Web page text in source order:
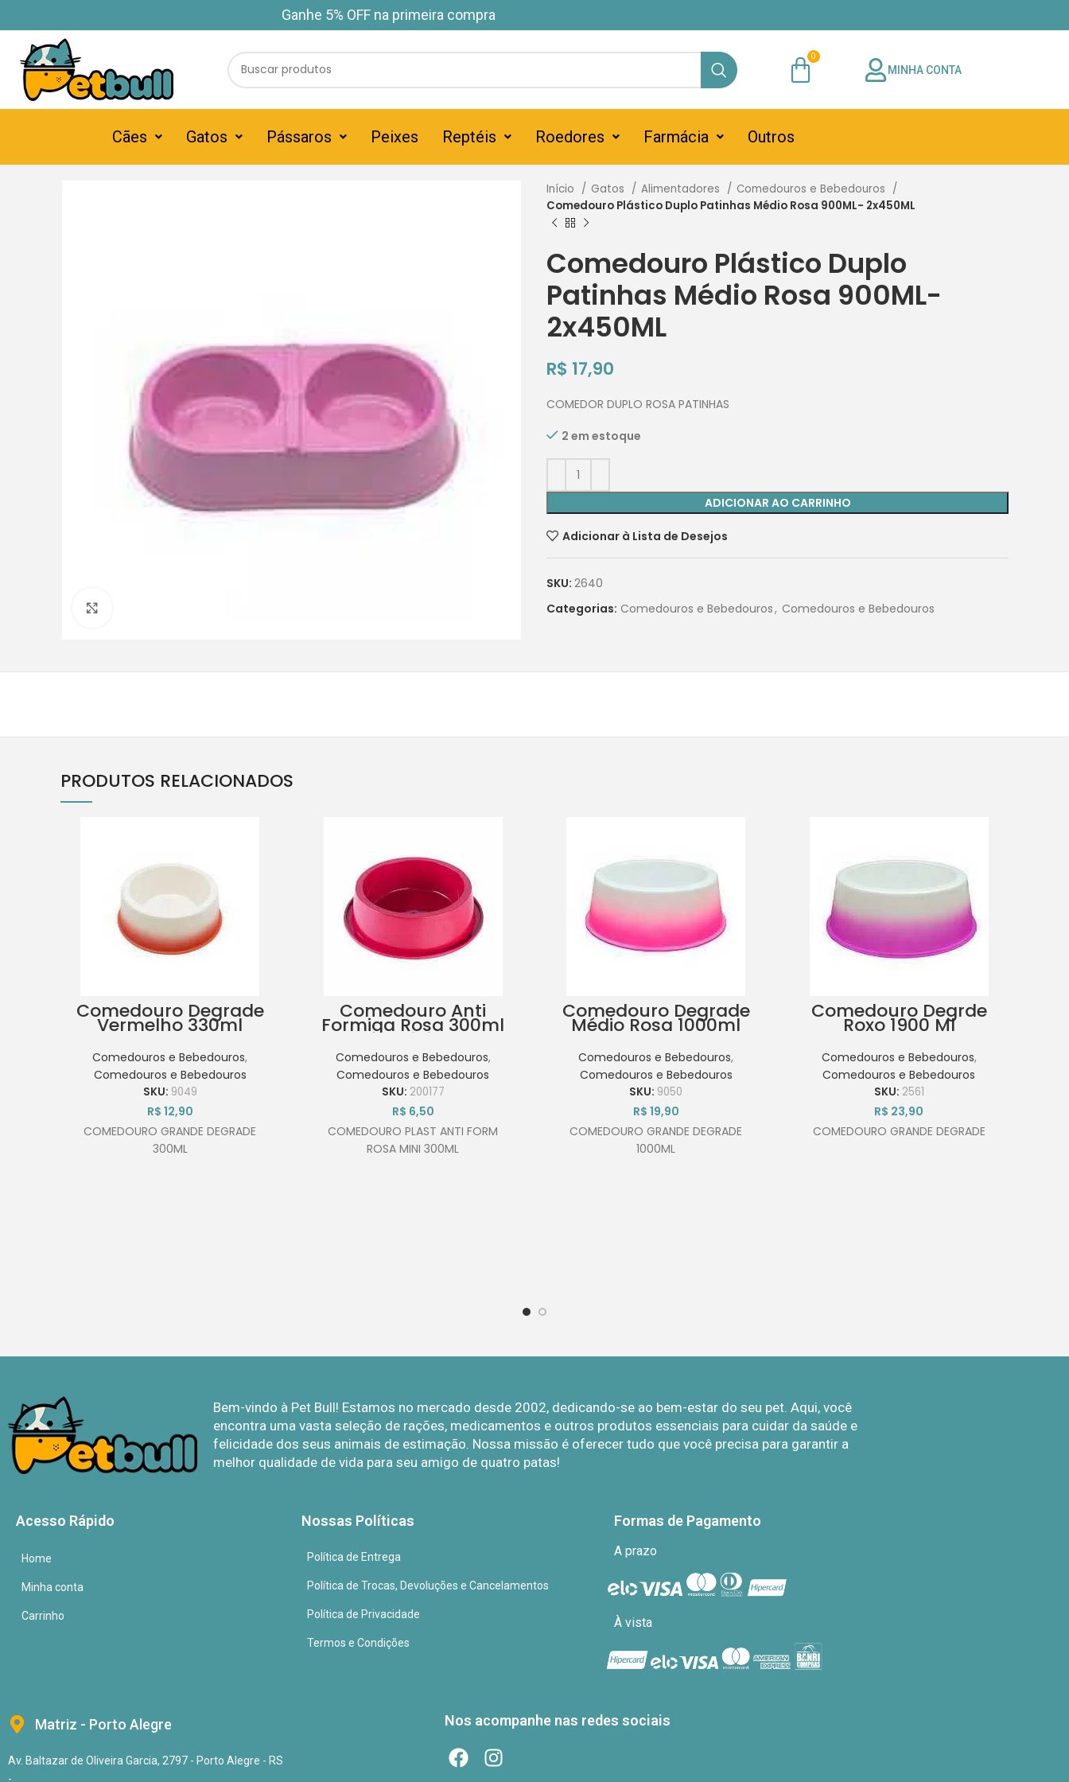
Ganhe 5% OFF na primeira compra
MINHA CONTA
Cães Gatos Pássaros Peixes Reptéis Roedores Farmácia Outros
Início Gatos Alimentadores
Comedouros e Bebedouros
Comedouro Plástico Duplo Patinhas Médio Rosa 900ML- 2x450ML
Comedouro Plástico Duplo
Patinhas Médio Rosa 900ML-
2x450ML
R$ 17,90
COMEDOR DUPLO ROSA PATINHAS
2 em estoque
ADICIONAR AO CARRINHO
Adicionar à Lista de Desejos
SKU: 2640
Categorias: Comedouros e Bebedouros, Comedouros e Bebedouros
PRODUTOS RELACIONADOS
Comedouro Degrade
Vermelho 330ml
Comedouros e Bebedouros,
Comedouros e Bebedouros
SKU: 9049
R$ 12,90
COMEDOURO GRANDE DEGRADE
300ML
Comedouro Anti
Formiga Rosa 300ml
Mini
Comedouros e Bebedouros,
Comedouros e Bebedouros
SKU: 200177
R$ 6,50
COMEDOURO PLAST ANTI FORM
ROSA MINI 300ML
Comedouro Degrade
Médio Rosa 1000ml
Comedouros e Bebedouros,
Comedouros e Bebedouros
SKU: 9050
R$ 19,90
COMEDOURO GRANDE DEGRADE
1000ML
Comedouro Degrde
Roxo 1900 Ml
Comedouros e Bebedouros,
Comedouros e Bebedouros
SKU: 2561
R$ 23,90
COMEDOURO GRANDE DEGRADE
Bem-vindo à Pet Bull! Estamos no mercado desde 2002, dedicando-se ao bem-estar do seu pet. Aqui, você
encontra uma vasta seleção de rações, medicamentos e outros produtos essenciais para cuidar da saúde e
felicidade dos seus animais de estimação. Nossa missão é oferecer tudo que você precisa para garantir a
melhor qualidade de vida para seu amigo de quatro patas!
Acesso Rápido
Home
Minha conta
Carrinho
Nossas Políticas
Política de Entrega
Política de Trocas, Devoluções e Cancelamentos
Política de Privacidade
Termos e Condições
Formas de Pagamento
A prazo
À vista
Matriz - Porto Alegre
Av. Baltazar de Oliveira Garcia, 2797 - Porto Alegre - RS
-
Nos acompanhe nas redes sociais